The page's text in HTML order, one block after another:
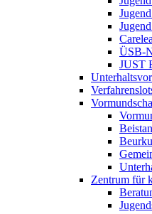
ÜSB-
JUST
Zentrum für